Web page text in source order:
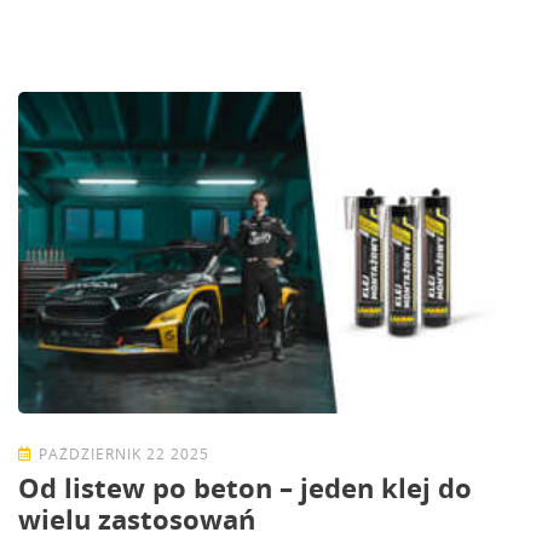
PAŹDZIERNIK 22 2025
Od listew po beton – jeden klej do
wielu zastosowań